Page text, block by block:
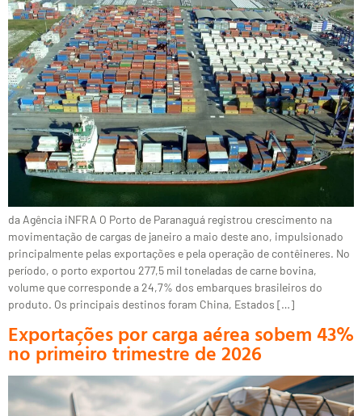
da Agência iNFRA O Porto de Paranaguá registrou crescimento na
movimentação de cargas de janeiro a maio deste ano, impulsionado
principalmente pelas exportações e pela operação de contêineres. No
período, o porto exportou 277,5 mil toneladas de carne bovina,
volume que corresponde a 24,7% dos embarques brasileiros do
produto. Os principais destinos foram China, Estados […]
Exportações por carga aérea sobem 43%
no primeiro trimestre de 2026